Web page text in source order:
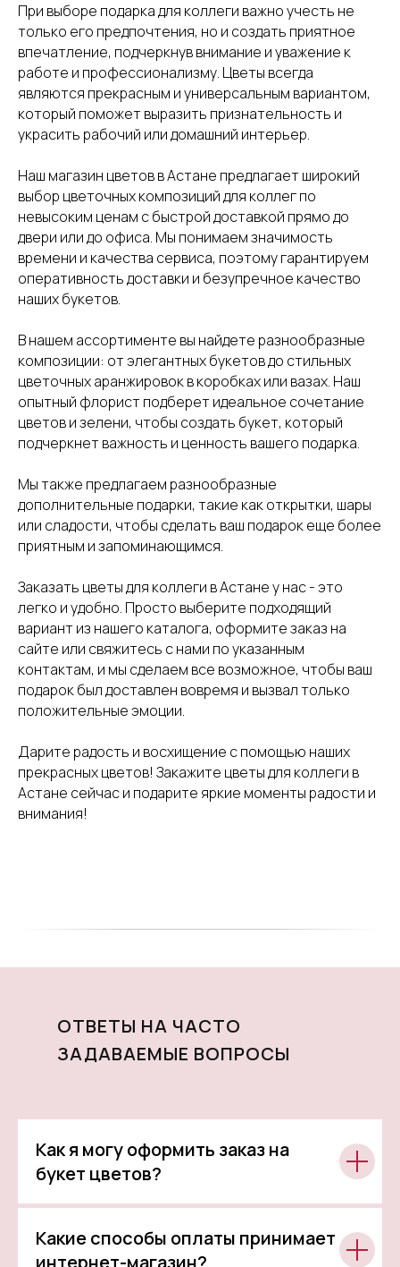
При выборе подарка для коллеги важно учесть не
только его предпочтения, но и создать приятное
впечатление, подчеркнув внимание и уважение к
работе и профессионализму. Цветы всегда
являются прекрасным и универсальным вариантом,
который поможет выразить признательность и
украсить рабочий или домашний интерьер.
Наш магазин цветов в Астане предлагает широкий
выбор цветочных композиций для коллег по
невысоким ценам с быстрой доставкой прямо до
двери или до офиса. Мы понимаем значимость
времени и качества сервиса, поэтому гарантируем
оперативность доставки и безупречное качество
наших букетов.
В нашем ассортименте вы найдете разнообразные
композиции: от элегантных букетов до стильных
цветочных аранжировок в коробках или вазах. Наш
опытный флорист подберет идеальное сочетание
цветов и зелени, чтобы создать букет, который
подчеркнет важность и ценность вашего подарка.
Мы также предлагаем разнообразные
дополнительные подарки, такие как открытки, шары
или сладости, чтобы сделать ваш подарок еще более
приятным и запоминающимся.
Заказать цветы для коллеги в Астане у нас - это
легко и удобно. Просто выберите подходящий
вариант из нашего каталога, оформите заказ на
сайте или свяжитесь с нами по указанным
контактам, и мы сделаем все возможное, чтобы ваш
подарок был доставлен вовремя и вызвал только
положительные эмоции.
Дарите радость и восхищение с помощью наших
прекрасных цветов! Закажите цветы для коллеги в
Астане сейчас и подарите яркие моменты радости и
внимания!
ОТВЕТЫ НА ЧАСТО
ЗАДАВАЕМЫЕ ВОПРОСЫ
Как я могу оформить заказ на
букет цветов?
Какие способы оплаты принимает
интернет-магазин?